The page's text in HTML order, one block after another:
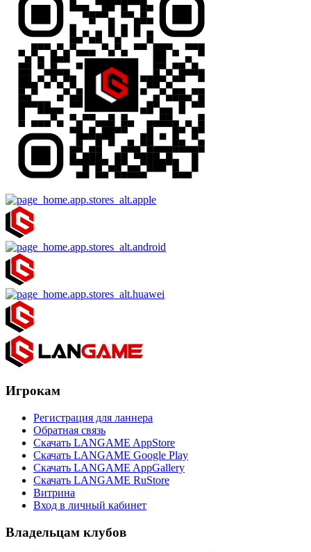
Игрокам
Регистрация для ланнера
Обратная связь
Скачать LANGAME AppStore
Скачать LANGAME Google Play
Скачать LANGAME AppGallery
Скачать LANGAME RuStore
Витрина
Вход в личный кабинет
Владельцам клубов